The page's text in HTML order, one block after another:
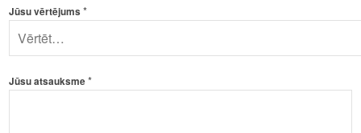
Jūsu vērtējums*
Jūsu atsauksme*